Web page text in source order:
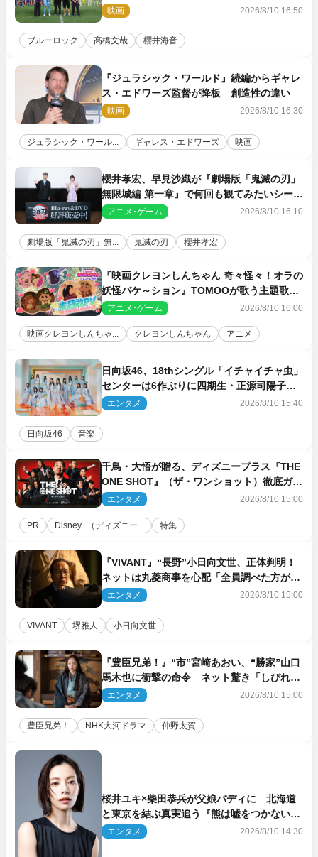
＆喜びの声到着
映画 2026/8/10 16:50
ブルーロック 高橋文哉 櫻井海音
『ジュラシック・ワールド』続編からギャレ
ス・エドワーズ監督が降板 創造性の違い
映画 2026/8/10 16:30
ジュラシック・ワール... ギャレス・エドワーズ 映画
櫻井孝宏、早見沙織が『劇場版「鬼滅の刃」
無限城編 第一章』で何回も観てみたいシーン
とは？ イベントレポート到着
アニメ･ゲーム 2026/8/10 16:10
劇場版「鬼滅の刃」無... 鬼滅の刃 櫻井孝宏
『映画クレヨンしんちゃん 奇々怪々！オラの
妖怪バケ～ション』TOMOOが歌う主題歌
「大人になったら」PV解禁
アニメ･ゲーム 2026/8/10 16:00
映画クレヨンしんちゃ... クレヨンしんちゃん アニメ
日向坂46、18thシングル「イチャイチャ虫」
センターは6作ぶりに四期生・正源司陽子
新ビジュアル解禁
エンタメ 2026/8/10 15:40
日向坂46 音楽
千鳥・大悟が贈る、ディズニープラス『THE
ONE SHOT』（ザ・ワンショット）徹底ガイ
ド！ 今のお笑い界に一石を投じる“真の笑
エンタメ 2026/8/10 15:00
PR Disney+（ディズニー... 特集
『VIVANT』“長野”小日向文世、正体判明！
ネットは丸菱商事を心配「全員調べた方がい
い」「魔境すぎん？？」
エンタメ 2026/8/10 15:00
VIVANT 堺雅人 小日向文世
『豊臣兄弟！』“市”宮崎あおい、“勝家”山口
馬木也に衝撃の命令 ネット驚き「しびれた
なぁ」「激アツ!!」（ネタバレあり）
エンタメ 2026/8/10 15:00
豊臣兄弟！ NHK大河ドラマ 仲野太賀
桜井ユキ×柴田恭兵が父娘バディに 北海道
と東京を結ぶ真実追う『熊は嘘をつかない』
2027年春放送
エンタメ 2026/8/10 14:30